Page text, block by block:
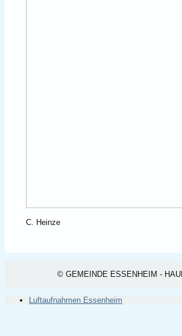
C. Heinze
© GEMEINDE ESSENHEIM -
Luftaufnahmen Essenheim